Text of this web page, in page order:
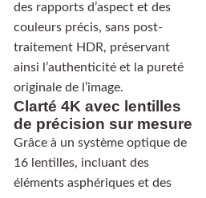
des rapports d’aspect et des
couleurs précis, sans post-
traitement HDR, préservant
ainsi l’authenticité et la pureté
originale de l’image.
Clarté 4K avec lentilles
de précision sur mesure
Grâce à un système optique de
16 lentilles, incluant des
éléments asphériques et des